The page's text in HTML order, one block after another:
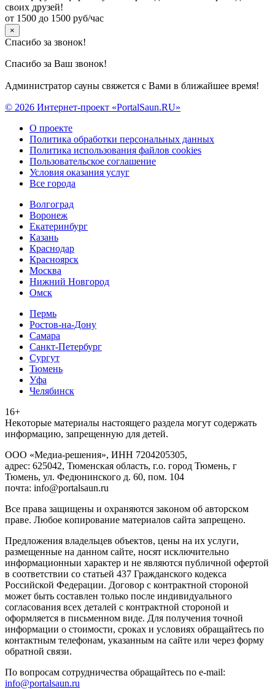
своих друзей!
от 1500 до 1500 руб/час
×
Спасибо за звонок!
Спасибо за Ваш звонок!
Администратор сауны свяжется с Вами в ближайшее время!
© 2026 Интернет-проект «PortalSaun.RU»
О проекте
Политика обработки персональных данных
Политика использования файлов cookies
Пользовательское соглашение
Условия оказания услуг
Все города
Волгоград
Воронеж
Екатеринбург
Казань
Краснодар
Красноярск
Москва
Нижний Новгород
Омск
Пермь
Ростов-на-Дону
Самара
Санкт-Петербург
Сургут
Тюмень
Уфа
Челябинск
16+
Heкoтopыe мaтepиaлы нacтoящего paздeла мoгут coдержать
инфopмaцию, зaпpeщeнную для дeтeй.
ООО «Медиа-решения», ИНН 7204205305,
адрес: 625042, Тюменская область, г.о. город Тюмень, г
Тюмень, ул. Федюнинского д. 60, пом. 104
почта: info@portalsaun.ru
Вce прaвa зaщищeны и oxpaняютcя зaкoнoм oб aвтopcкoм
прaве. Любoe кoпиpoвaниe мaтepиaлов caйтa зaпpeщeнo.
Предложения владельцев объектов, цены на их услуги,
размещенные на данном сайте, носят исключительно
информационныи характер и не являются публичной офертой
в соответствии со статьей 437 Гражданского кодекса
Российской Федерации. Договор с контрактной стороной
может быть составлен только после индивидуального
согласования всех деталей с контрактной стороной и
оформляется в письменном виде. Для получения точной
информации о стоимости, сроках и условиях обращайтесь по
контактным телефонам, указанным на сайте или через форму
обратной связи.
По вопросам сотрудничества обращайтесь по e-mail:
info@portalsaun.ru